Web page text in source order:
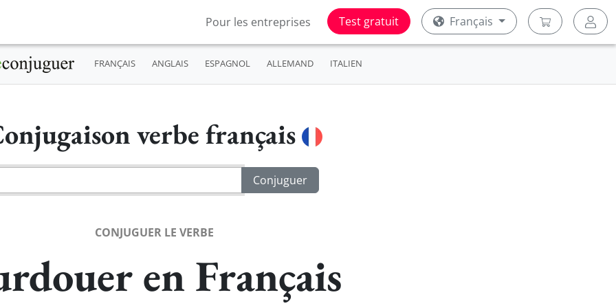
Pour les entreprises Test gratuit Français
FRANÇAIS ANGLAIS ESPAGNOL ALLEMAND ITALIEN
verbe français
CONJUGUER LE VERBE
en Français